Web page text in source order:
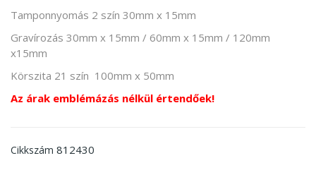
Tamponnyomás 2 szín 30mm x 15mm
Gravírozás 30mm x 15mm / 60mm x 15mm / 120mm
x15mm
Körszita 21 szín 100mm x 50mm
Az árak emblémázás nélkül értendőek!
Cikkszám 812430